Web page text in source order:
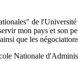
de
mon pays et son
que les
Nationale